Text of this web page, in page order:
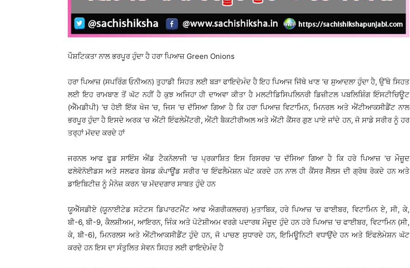
ਪੌਸ਼ਟਿਕਤਾ ਨਾਲ ਭਰਪੂਰ ਹੁੰਦਾ ਹੈ ਹਰਾ ਪਿਆਜ਼ Green Onions
ਹਰਾ ਪਿਆਜ਼ (ਸਪਰਿੰਗ ਓਨੀਅਨ) ਤੁਹਾਡੀ ਸਿਹਤ ਲਈ ਬੜਾ ਫਾਇਦੇਮੰਦ ਹੈ ਇਹ ਪਿਆਜ ਜਿੱਥੇ ਖਾਣ ’ਚ ਸੁਆਦਲਾ ਹੁੰਦਾ ਹੈ, ਉੱਥੇ ਸਿਹਤ
ਲਈ ਇਹ ਰਾਮਬਾਣ ਤੋਂ ਘੱਟ ਨਹੀਂ ਹੈ ਕੁਝ ਅਜਿਹਾ ਹੀ ਦਾਅਵਾ ਕੀਤਾ ਹੈ ਮਲਟੀਡਿਸਿਪਲਿਨਰੀ ਡਿਜ਼ੀਟਲ ਪਬਲਿਸ਼ਿੰਗ ਇੰਸਟੀਚਿਊਟ
(ਐੱਮਡੀਪੀ) ’ਚ ਹੋਈ ਇੱਕ ਖੋਜ ’ਚ, ਜਿਸ ’ਚ ਦੱਸਿਆ ਗਿਆ ਹੈ ਕਿ ਹਰਾ ਪਿਆਜ਼ ਵਿਟਾਮਿਨ, ਮਿਨਰਲ ਅਤੇ ਐਂਟੀਆਕਸੀਡੈਂਟ ਨਾਲ
ਭਰਪੂਰ ਹੁੰਦਾ ਹੈ ਇਸਦੇ ਅਰਕ ’ਚ ਐਂਟੀ ਇੰਫਲੇਮੈਂਟਰੀ, ਐਂਟੀ ਬੈਕਟੀਰੀਅਲ ਅਤੇ ਐਂਟੀ ਕੈਂਸਰ ਗੁਣ ਪਾਏ ਜਾਂਦੇ ਹਨ, ਜੋ ਸਾਡੇ ਸਰੀਰ ਨੂੰ ਹਰ
ਤਰ੍ਹਾਂ ਮੱਦਦ ਕਰਦੇ ਹਾਂ
ਜਰਨਲ ਆਫ ਫੂਡ ਸਾਇੰਸ ਐਂਡ ਟੈਕਨੋਲਾਜੀ ’ਚ ਪ੍ਰਕਾਸ਼ਿਤ ਇਸ ਰਿਸਰਚ ’ਚ ਦੱਸਿਆ ਗਿਆ ਹੈ ਕਿ ਹਰੇ ਪਿਆਜ਼ ’ਚ ਮੌਜ਼ੂਦ
ਫਲੇਵੋਨੋਈਡਸ ਅਤੇ ਸਲਫਰ ਬੇਸਡ ਕੰਪਾਊਂਡ ਸਰੀਰ ’ਚ ਇੰਫਲੈਮੇਸ਼ਨ ਘੱਟ ਕਰਦੇ ਹਨ ਨਾਲ ਹੀ ਕੈਂਸਰ ਸੈੱਲਸ ਦੀ ਗ੍ਰੋਥ ਰੋਕਦੇ ਹਨ ਅਤੇ
ਡਾਇਬਿਟੀਜ਼ ਨੂੰ ਮੈਨੇਜ਼ ਕਰਨ ’ਚ ਮੱਦਦਗਾਰ ਸਾਬਤ ਹੁੰਦੇ ਹਨ
ਯੂਐੱਸਡੀਏ (ਯੂਨਾਈਟੇਡ ਸਟੇਟਸ ਡਿਪਾਰਟਮੈਂਟ ਆਫ ਐਗਰੀਕਲਚਰ) ਮੁਤਾਬਿਕ, ਹਰੇ ਪਿਆਜ਼ ’ਚ ਫਾਈਬਰ, ਵਿਟਾਮਿਨ ਏ, ਸੀ, ਕੇ,
ਬੀ-6, ਬੀ-9, ਕੈਲਸ਼ੀਅਮ, ਆਇਰਨ, ਜਿੰਕ ਅਤੇ ਪੋਟੇਸ਼ੀਅਮ ਵਰਗੇ ਪਦਾਰਥ ਮੌਜ਼ੂਦ ਹੁੰਦੇ ਹਨ ਹਰੇ ਪਿਆਜ਼ ’ਚ ਫਾਈਬਰ, ਵਿਟਾਮਿਨ (ਸੀ,
ਕੇ, ਬੀ-6), ਮਿਨਰਲਸ ਅਤੇ ਐਂਟੀਆਕਸੀਡੈਂਟ ਹੁੰਦੇ ਹਨ, ਜੋ ਪਾਚਣ ਸੁਧਾਰਦੇ ਹਨ, ਇਮਿਊਨਿਟੀ ਵਧਾਉਂਦੇ ਹਨ ਅਤੇ ਇੰਫਲੇਮੇਸ਼ਨ ਘੱਟ
ਕਰਦੇ ਹਨ ਇਸ ਦਾ ਸੰਤੁਲਿਤ ਸੇਵਨ ਸਿਹਤ ਲਈ ਫਾਇਦੇਮੰਦ ਹੈ